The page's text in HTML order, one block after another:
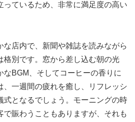
っているため、非常に満足度の高い
な店内で、新聞や雑誌を読みながら
格別です。窓から差し込む朝の光
なBGM、そしてコーヒーの香りに
、一週間の疲れを癒し、リフレッシ
式となるでしょう。モーニングの時
で賑わうこともありますが、それも